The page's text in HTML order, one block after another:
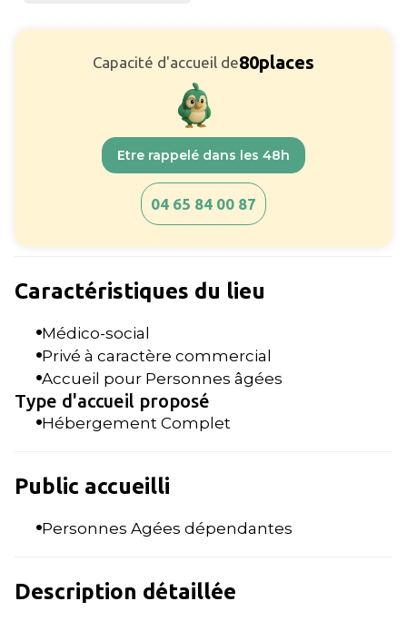
Capacité d'accueil de80places
Etre rappelé dans les 48h
04 65 84 00 87
Caractéristiques du lieu
Médico-social
Privé à caractère commercial
Accueil pour Personnes âgées
Type d'accueil proposé
Hébergement Complet
Public accueilli
Personnes Agées dépendantes
Description détaillée